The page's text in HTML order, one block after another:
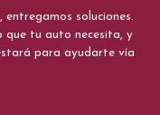
entregamos soluciones.
que tu auto necesita, y
para ayudarte vía